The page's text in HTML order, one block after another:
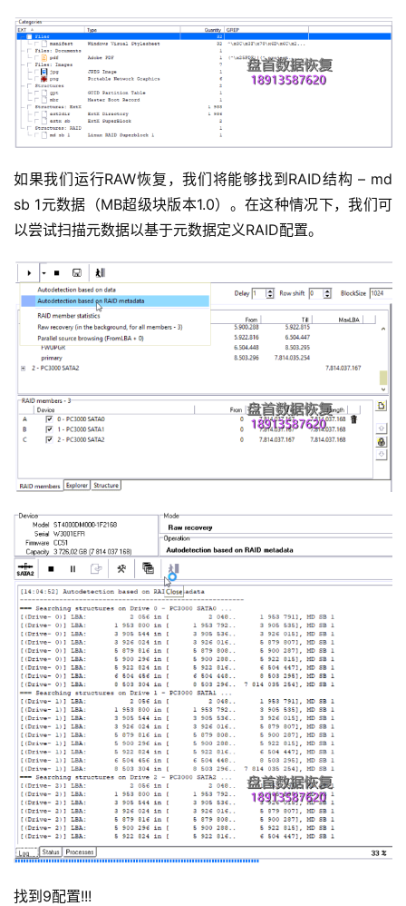
如果我们运行RAW恢复，我们将能够找到RAID结构 – md
sb 1元数据（MB超级块版本1.0）。在这种情况下，我们可
以尝试扫描元数据以基于元数据定义RAID配置。
找到9配置!!!